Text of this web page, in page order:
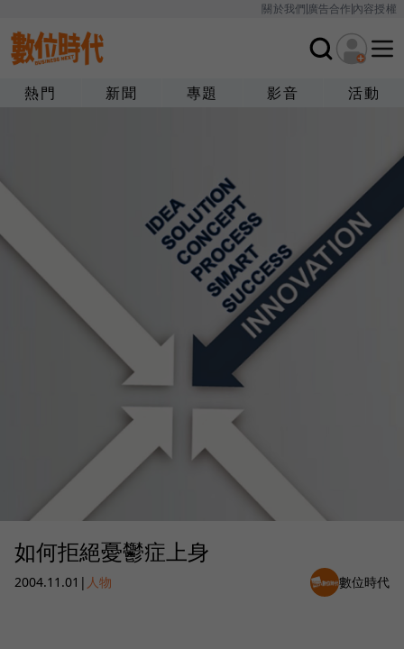
關於我們廣告合作內容授權
熱門 新聞 專題 影音 活動
如何拒絕憂鬱症上身
2004.11.01 | 人物 數位時代